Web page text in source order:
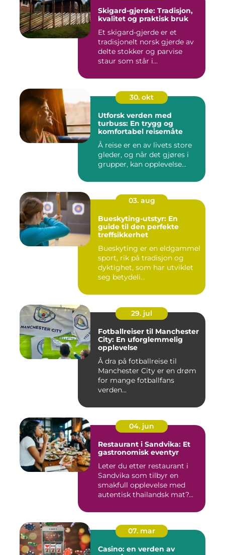
Skigard-gjerde: Tradisjon,
kvalitet og praktisk bruk
Et skigard-gjerde er et
tradisjonelt norsk gjerde av
delte stokker og parvise
staur som står i...
30. okt
Utforsk verden med
turbuss: En trygg og
komfortabel reisemåte
Å reise er en av livets store
gleder, og når det gjøres i
grupper, kan opplevelse...
03. aug
Bueskyting-utstyr: En
guide til den perfekte
treffsikkerhet
Bueskyting er en eldgammel
sport, rik på tradisjon og
dyktighet, som har utviklet
seg betydeli...
29. jul
Fotballreiser til Manchester
City: En uforglemmelig
opplevelse
Å dra på fotballreise til
Manchester City er en drøm
for mange fotballfans
verden...
04. jun
Restaurant i Sandvika: Et
gastronomisk eventyr
Leter du etter restaurant i
Sandvika som tilbyr en
smakfull opplevelse med
autentisk thailandsk mat?...
07. mar
Casino: en verden av